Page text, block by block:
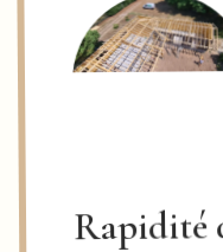
Rapidité